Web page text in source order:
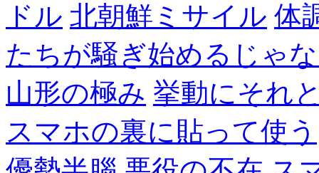
ドル 北朝鮮ミサイル 体
たちが騒ぎ始めるじゃ
山形の極み 挙動にそれ
スマホの裏に貼って使う